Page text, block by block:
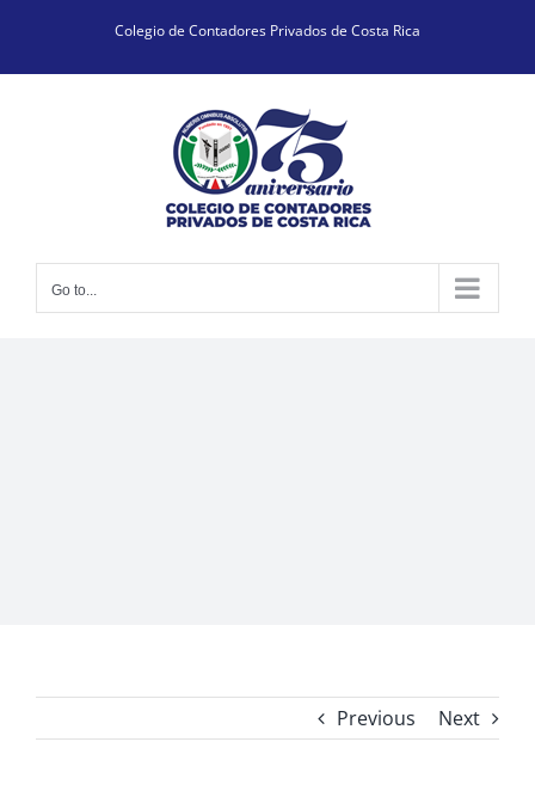
content
Colegio de Contadores Privados de Costa Rica
Go to...
Previous Next